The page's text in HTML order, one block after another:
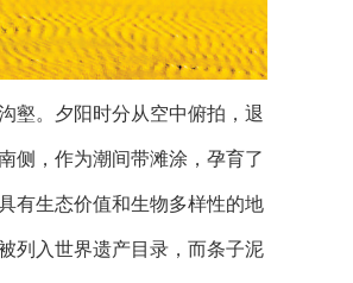
壑。夕阳时分从空中俯拍，退
侧，作为潮间带滩涂，孕育了
有生态价值和生物多样性的地
列入世界遗产目录，而条子泥